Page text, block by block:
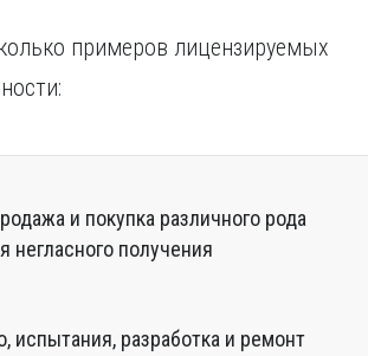
примеров лицензируемых
и покупка различного рода
негласного получения
испытания, разработка и ремонт